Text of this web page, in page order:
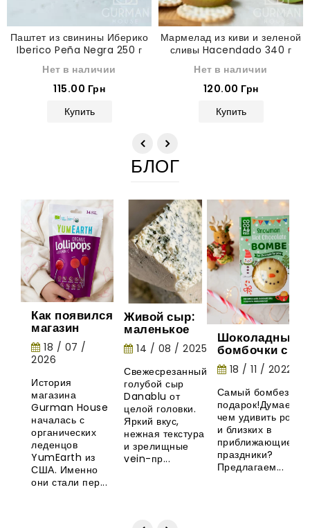
Паштет из свинины Иберико
Iberico Peña Negra 250 г
Нет в наличии
115.00 Грн
Купить
Мармелад из киви и зеленой
сливы Hacendado 340 г
Нет в наличии
120.00 Грн
Купить
БЛОГ
Как появился
магазин
Gurman
House:
история
органических
леденцов
YumEarth
18 / 07 /
2026
История
магазина
Gurman House
началась с
органических
леденцов
YumEarth из
США. Именно
они стали пер...
Живой сыр:
маленькое
шоу природы
14 / 08 / 2025
Свежесрезанный
голубой сыр
Danablu от
целой головки.
Яркий вкус,
нежная текстура
и зрелищные
vein-пр...
Шоколадные
бомбочки с
маршмеллоу -
необычная
новинка из
18 / 11 / 2022
Самый бомбезный
подарок!Думаете,
чем удивить
и близких в
приближающиеся
праздники?
Предлагаем...